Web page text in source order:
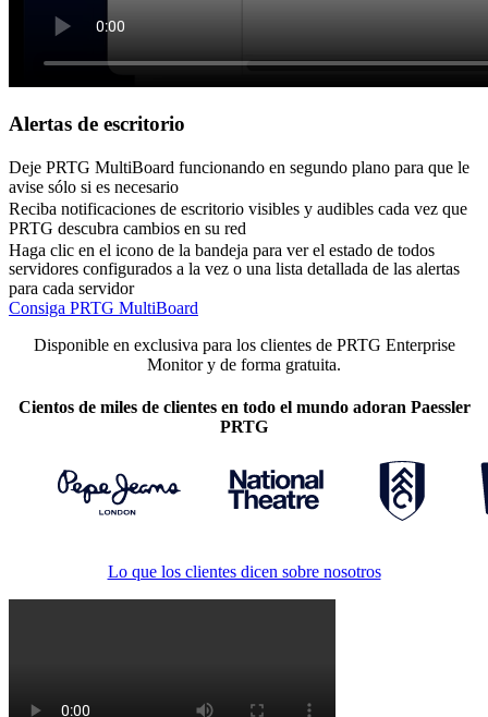
Alertas de escritorio
Deje PRTG MultiBoard funcionando en segundo plano para que le
avise sólo si es necesario
Reciba notificaciones de escritorio visibles y audibles cada vez que
PRTG descubra cambios en su red
Haga clic en el icono de la bandeja para ver el estado de todos
servidores configurados a la vez o una lista detallada de las alertas
para cada servidor
Consiga PRTG MultiBoard
Disponible en exclusiva para los clientes de PRTG Enterprise
Monitor y de forma gratuita.
Cientos de miles de clientes en todo el mundo adoran Paessler
PRTG
Lo que los clientes dicen sobre nosotros